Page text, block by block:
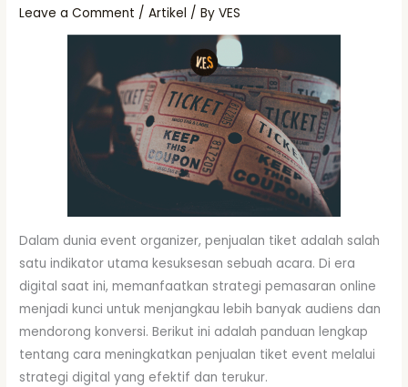
Leave a Comment /Artikel / ByVES
Dalam dunia event organizer, penjualan tiket adalah salah
satu indikator utama kesuksesan sebuah acara. Di era
digital saat ini, memanfaatkan strategi pemasaran online
menjadi kunci untuk menjangkau lebih banyak audiens dan
mendorong konversi. Berikut ini adalah panduan lengkap
tentang cara meningkatkan penjualan tiket event melalui
strategi digital yang efektif dan terukur.